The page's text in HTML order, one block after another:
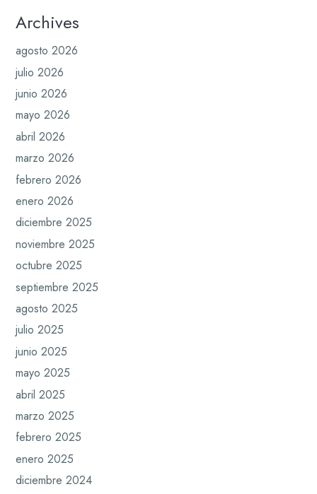
Archives
agosto 2026
julio 2026
junio 2026
mayo 2026
abril 2026
marzo 2026
febrero 2026
enero 2026
diciembre 2025
noviembre 2025
octubre 2025
septiembre 2025
agosto 2025
julio 2025
junio 2025
mayo 2025
abril 2025
marzo 2025
febrero 2025
enero 2025
diciembre 2024